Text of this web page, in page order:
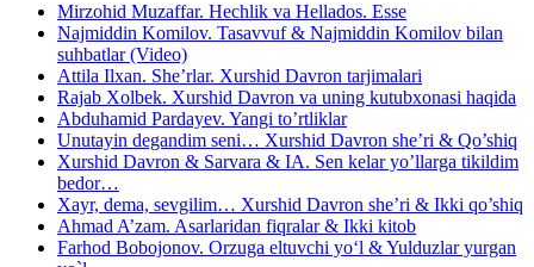
Mirzohid Muzaffar. Hechlik va Hellados. Esse
Najmiddin Komilov. Tasavvuf & Najmiddin Komilov bilan
suhbatlar (Video)
Attila Ilxan. She’rlar. Xurshid Davron tarjimalari
Rajab Xolbek. Xurshid Davron va uning kutubxonasi haqida
Abduhamid Pardayev. Yangi to’rtliklar
Unutayin degandim seni… Xurshid Davron she’ri & Qo’shiq
Xurshid Davron & Sarvara & IA. Sen kelar yo’llarga tikildim
bedor…
Xayr, dema, sevgilim… Xurshid Davron she’ri & Ikki qo’shiq
Ahmad A’zam. Asarlaridan fiqralar & Ikki kitob
Farhod Bobojonov. Orzuga eltuvchi yo‘l & Yulduzlar yurgan